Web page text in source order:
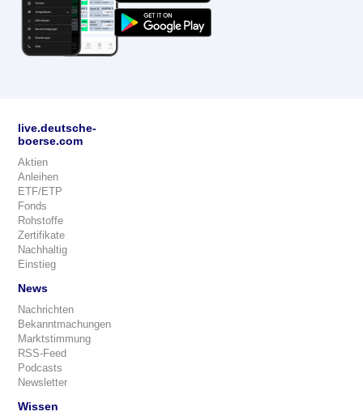
live.deutsche-
boerse.com
Aktien
Anleihen
ETF/ETP
Fonds
Rohstoffe
Zertifikate
Nachhaltig
Einstieg
News
Nachrichten
Bekanntmachungen
Marktstimmung
RSS-Feed
Podcasts
Newsletter
Wissen